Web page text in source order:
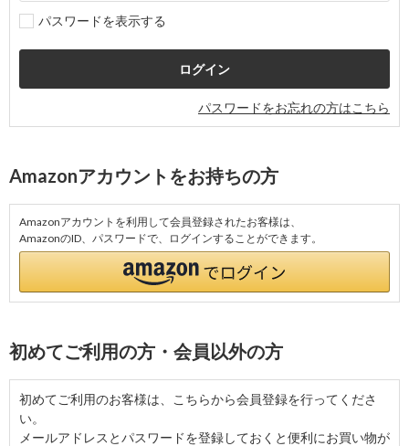
パスワードを表示する
パスワードをお忘れの方はこちら
Amazonアカウントをお持ちの方
Amazonアカウントを利用して会員登録されたお客様は、
AmazonのID、パスワードで、ログインすることができます。
初めてご利用の方・会員以外の方
初めてご利用のお客様は、こちらから会員登録を行ってくださ
い。
メールアドレスとパスワードを登録しておくと便利にお買い物が